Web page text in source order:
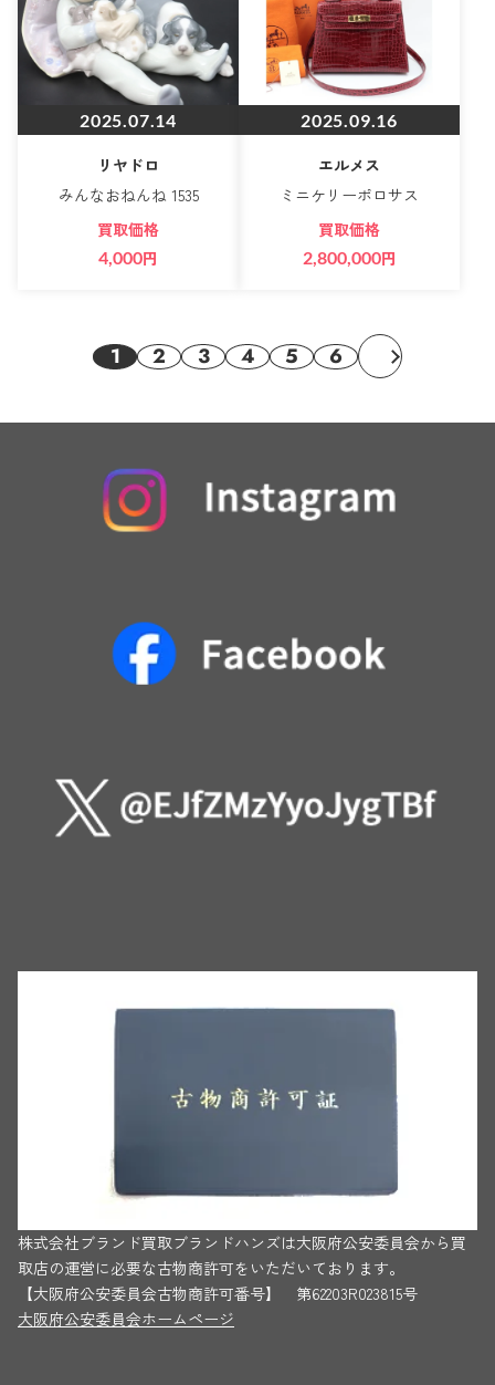
2025.07.14
リヤドロ
みんなおねんね 1535
買取価格
4,000円
2025.09.16
エルメス
ミニケリーポロサス
買取価格
2,800,000円
1 2 3 4 5 6
株式会社ブランド買取ブランドハンズは大阪府公安委員会から買
取店の運営に必要な古物商許可をいただいております。
【大阪府公安委員会古物商許可番号】 第62203R023815号
大阪府公安委員会ホームページ